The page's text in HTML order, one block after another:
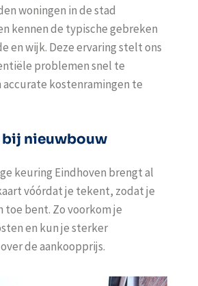
woningen in de stad
kennen de typische gebreken
en wijk. Deze ervaring stelt ons
problemen snel te
kostenramingen te
bij nieuwbouw
keuring Eindhoven brengt al
vóórdat je tekent, zodat je
toe bent. Zo voorkom je
en kun je sterker
de aankoopprijs.